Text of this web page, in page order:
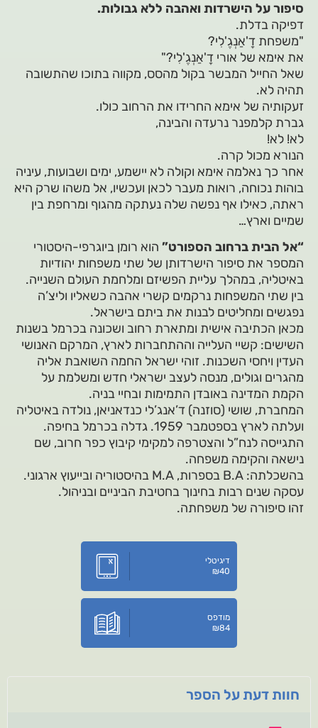
סיפור על הישרדות ואהבה ללא גבולות.
דפיקה בדלת.
"משפחת דָ'אַנְגֶ'לִי?
את אימא של אורי דָ'אַנְגֶ'לִי?"
שאל החייל המבשר בקול מהסס, מקווה בתוכו שהתשובה
תהיה לא.
זעקותיה של אימא החרידו את הרחוב כולו.
גברת קלמפנר נרעדה והבינה,
לא! לא!
הנורא מכול קרה.
אחר כך נאלמה אימא וקולה לא יישמע, ימים ושבועות, עיניה
בוהות נכוחה, רואות מעבר לכאן ועכשיו, אל משהו שרק היא
ראתה, כאילו אף נפשה שלה נעתקה מהגוף ומרחפת בין
שמיים וארץ…
“אל הבית ברחוב הספורט” הוא רומן ביוגרפי-היסטורי
המספר את סיפור הישרדותן של שתי משפחות יהודיות
באיטליה, במהלך עליית הפשיזם ומלחמת העולם השנייה.
בין שתי המשפחות נרקמים קשרי אהבה כשאליו וליצ’ה
נפגשים ומחליטים לבנות את ביתם בישראל.
מכאן הכתיבה אישית ומתארת רחוב ושכונה בכרמל בשנות
השישים: קשיי העלייה וההתחברות לארץ, המרקם האנושי
העדין ויחסי השכנות. זוהי ישראל החמה השואבת אליה
מהגרים וגולים, מנסה לעצב ישראלי חדש ומשלמת על
הקמת המדינה באובדן התמימות ובחיי בניה.
המחברת, שושי (סוזנה) ד’אנג’לי כנדאניאן, נולדה באיטליה
ועלתה לארץ בספטמבר 1959. גדלה בכרמל בחיפה.
התגייסה לנח”ל והצטרפה למקימי קיבוץ כפר חרוב, שם
נישאה והקימה משפחה.
בהשכלתה: B.A בספרות, M.A בהיסטוריה ובייעוץ ארגוני.
עסקה שנים רבות בחינוך בחטיבת הביניים ובניהול.
זהו סיפורה של משפחתה.
דיגיטלי
₪40
מודפס
₪84
חוות דעת על הספר